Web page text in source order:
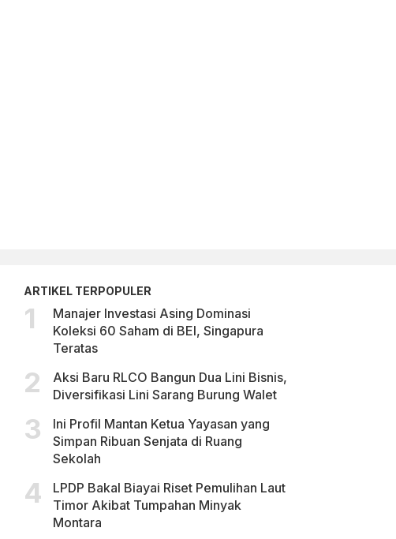
ARTIKEL TERPOPULER
Manajer Investasi Asing Dominasi
Koleksi 60 Saham di BEI, Singapura
Teratas
Aksi Baru RLCO Bangun Dua Lini Bisnis,
Diversifikasi Lini Sarang Burung Walet
Ini Profil Mantan Ketua Yayasan yang
Simpan Ribuan Senjata di Ruang
Sekolah
LPDP Bakal Biayai Riset Pemulihan Laut
Timor Akibat Tumpahan Minyak
Montara